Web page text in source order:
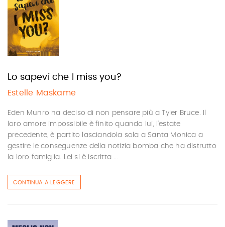
Lo sapevi che I miss you?
Estelle Maskame
Eden Munro ha deciso di non pensare più a Tyler Bruce. Il
loro amore impossibile è finito quando lui, l'estate
precedente, è partito lasciandola sola a Santa Monica a
gestire le conseguenze della notizia bomba che ha distrutto
la loro famiglia. Lei si è iscritta ...
CONTINUA A LEGGERE